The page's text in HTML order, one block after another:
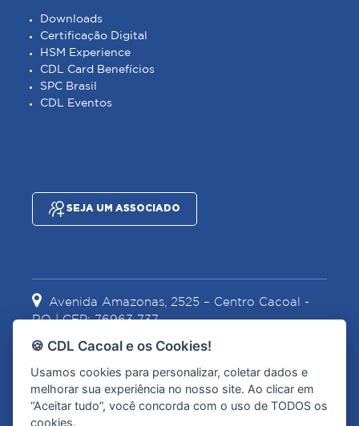
Downloads
Certificação Digital
HSM Experience
CDL Card Benefícios
SPC Brasil
CDL Eventos
SEJA UM ASSOCIADO
Avenida Amazonas, 2525 – Centro Cacoal -
RO | CEP: 76963-737
(69) 3441-2067 (69) 99967-1628
🍪 CDL Cacoal e os Cookies!
Usamos cookies para personalizar, coletar dados e
melhorar sua experiência no nosso site. Ao clicar em
“Aceitar tudo”, você concorda com o uso de TODOS os
cookies.